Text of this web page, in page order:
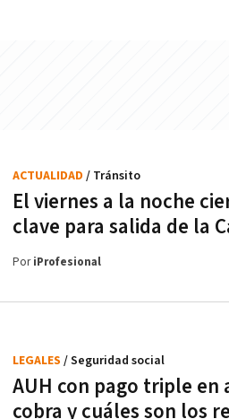
El viernes a la noche
clave para salida de la
ACTUALIDAD / Tránsito
PoriProfesional
AUH con pago triple en
cobra y cuáles son los
LEGALES / Seguridad social